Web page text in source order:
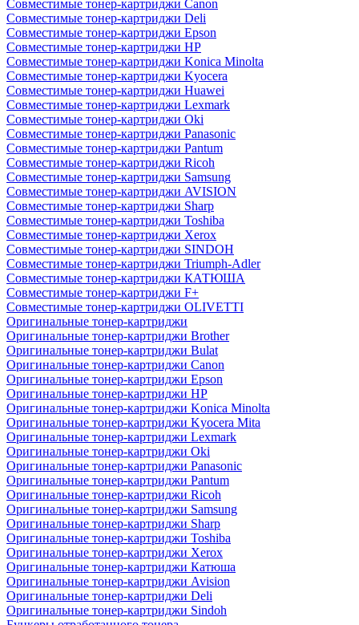
Совместимые тонер-картриджи Canon
Совместимые тонер-картриджи Deli
Совместимые тонер-картриджи Epson
Совместимые тонер-картриджи HP
Совместимые тонер-картриджи Konica Minolta
Совместимые тонер-картриджи Kyocera
Совместимые тонер-картриджи Huawei
Совместимые тонер-картриджи Lexmark
Совместимые тонер-картриджи Oki
Совместимые тонер-картриджи Panasonic
Совместимые тонер-картриджи Pantum
Совместимые тонер-картриджи Ricoh
Совместимые тонер-картриджи Samsung
Совместимые тонер-картриджи AVISION
Совместимые тонер-картриджи Sharp
Совместимые тонер-картриджи Toshiba
Совместимые тонер-картриджи Xerox
Совместимые тонер-картриджи SINDOH
Совместимые тонер-картриджи Triumph-Adler
Совместимые тонер-картриджи КАТЮША
Совместимые тонер-картриджи F+
Совместимые тонер-картриджи OLIVETTI
Оригинальные тонер-картриджи
Оригинальные тонер-картриджи Brother
Оригинальные тонер-картриджи Bulat
Оригинальные тонер-картриджи Canon
Оригинальные тонер-картриджи Epson
Оригинальные тонер-картриджи HP
Оригинальные тонер-картриджи Konica Minolta
Оригинальные тонер-картриджи Kyocera Mita
Оригинальные тонер-картриджи Lexmark
Оригинальные тонер-картриджи Oki
Оригинальные тонер-картриджи Panasonic
Оригинальные тонер-картриджи Pantum
Оригинальные тонер-картриджи Ricoh
Оригинальные тонер-картриджи Samsung
Оригинальные тонер-картриджи Sharp
Оригинальные тонер-картриджи Toshiba
Оригинальные тонер-картриджи Xerox
Оригинальные тонер-картриджи Катюша
Оригинальные тонер-картриджи Avision
Оригинальные тонер-картриджи Deli
Оригинальные тонер-картриджи Sindoh